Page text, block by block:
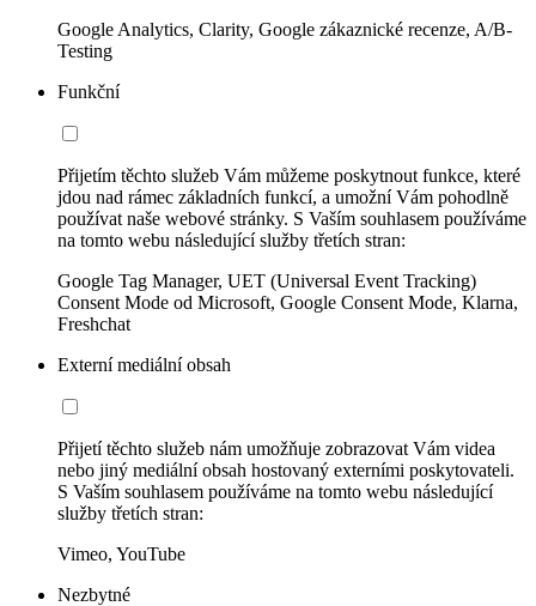
Google Analytics, Clarity, Google zákaznické recenze, A/B-
Testing
Funkční
Přijetím těchto služeb Vám můžeme poskytnout funkce, které
jdou nad rámec základních funkcí, a umožní Vám pohodlně
používat naše webové stránky. S Vaším souhlasem používáme
na tomto webu následující služby třetích stran:
Google Tag Manager, UET (Universal Event Tracking)
Consent Mode od Microsoft, Google Consent Mode, Klarna,
Freshchat
Externí mediální obsah
Přijetí těchto služeb nám umožňuje zobrazovat Vám videa
nebo jiný mediální obsah hostovaný externími poskytovateli.
S Vaším souhlasem používáme na tomto webu následující
služby třetích stran:
Vimeo, YouTube
Nezbytné